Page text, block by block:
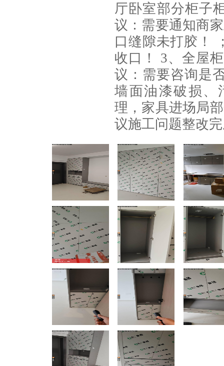
厅卧室部分柜子
议：需要通知商
口缝隙未打胶！
收口！ 3、全屋
议：需要咨询是
墙面油漆破损、
理，家具进场局
议施工问题整改